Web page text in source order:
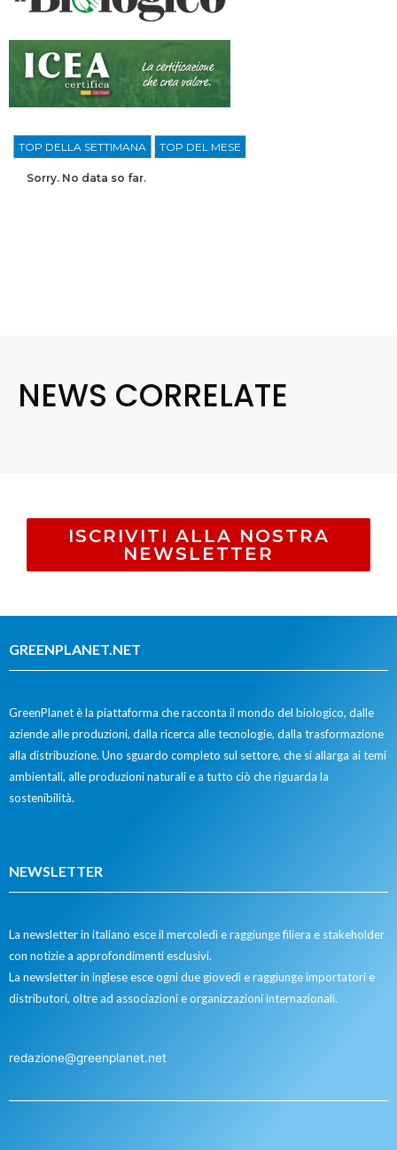
TOP DELLA SETTIMANA TOP DEL MESE
Sorry. No data so far.
NEWS CORRELATE
ISCRIVITI ALLA NOSTRA
NEWSLETTER
GREENPLANET.NET
GreenPlanet è la piattaforma che racconta il mondo del biologico, dalle
aziende alle produzioni, dalla ricerca alle tecnologie, dalla trasformazione
alla distribuzione. Uno sguardo completo sul settore, che si allarga ai temi
ambientali, alle produzioni naturali e a tutto ciò che riguarda la
sostenibilità.
NEWSLETTER
La newsletter in italiano esce il mercoledì e raggiunge filiera e stakeholder
con notizie a approfondimenti esclusivi.
La newsletter in inglese esce ogni due giovedì e raggiunge importatori e
distributori, oltre ad associazioni e organizzazioni internazionali.
redazione@greenplanet.net